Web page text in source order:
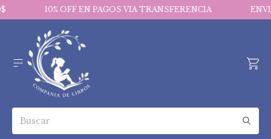
10% OFF EN PAGOS VIA TRANSFERENCIA